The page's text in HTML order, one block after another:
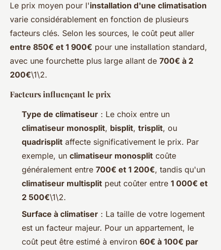
Le prix moyen pour l'installation d'une climatisation
varie considérablement en fonction de plusieurs
facteurs clés. Selon les sources, le coût peut aller
entre 850€ et 1 900€ pour une installation standard,
avec une fourchette plus large allant de 700€ à 2
200€\1\2.
Facteurs influençant le prix
Type de climatiseur : Le choix entre un
climatiseur monosplit, bisplit, trisplit, ou
quadrisplit affecte significativement le prix. Par
exemple, un climatiseur monosplit coûte
généralement entre 700€ et 1 200€, tandis qu'un
climatiseur multisplit peut coûter entre 1 000€ et
2 500€\1\2.
Surface à climatiser : La taille de votre logement
est un facteur majeur. Pour un appartement, le
coût peut être estimé à environ 60€ à 100€ par